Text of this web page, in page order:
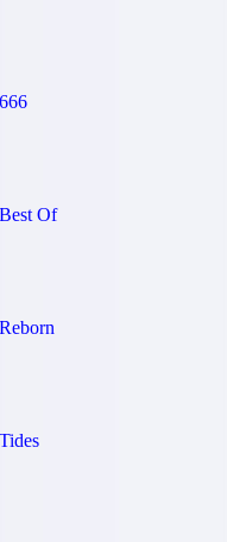
666
Best Of
Reborn
Tides